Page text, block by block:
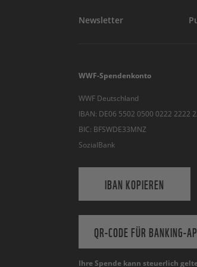
Newsletter
WWF-Spendenkonto
WWF Deutschland
IBAN: DE06 5502 0500 0222 2222
BIC: BFSWDE33MNZ
SozialBank
IBAN KOPIEREN
QR-CODE FÜR BANKING-
Ihre Spende kann steuerlich